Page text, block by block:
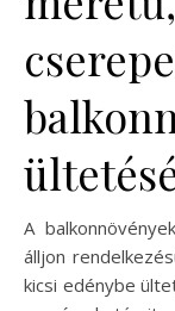
A
álljon
kicsi edénybe